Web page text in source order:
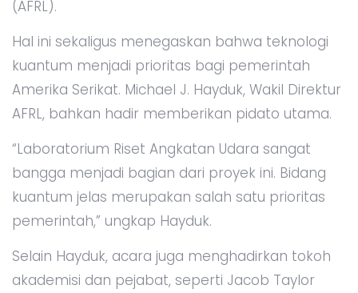
(AFRL).
Hal ini sekaligus menegaskan bahwa teknologi
kuantum menjadi prioritas bagi pemerintah
Amerika Serikat. Michael J. Hayduk, Wakil Direktur
AFRL, bahkan hadir memberikan pidato utama.
“Laboratorium Riset Angkatan Udara sangat
bangga menjadi bagian dari proyek ini. Bidang
kuantum jelas merupakan salah satu prioritas
pemerintah,” ungkap Hayduk.
Selain Hayduk, acara juga menghadirkan tokoh
akademisi dan pejabat, seperti Jacob Taylor